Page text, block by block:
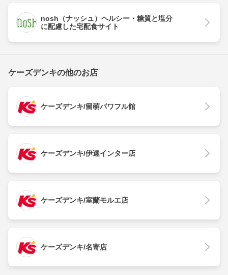
nosh（ナッシュ）ヘルシー・糖質と塩分
に配慮した宅配食サイト
ケーズデンキの他のお店
ケーズデンキ/留萌パワフル館
ケーズデンキ/伊達インター店
ケーズデンキ/室蘭モルエ店
ケーズデンキ/名寄店